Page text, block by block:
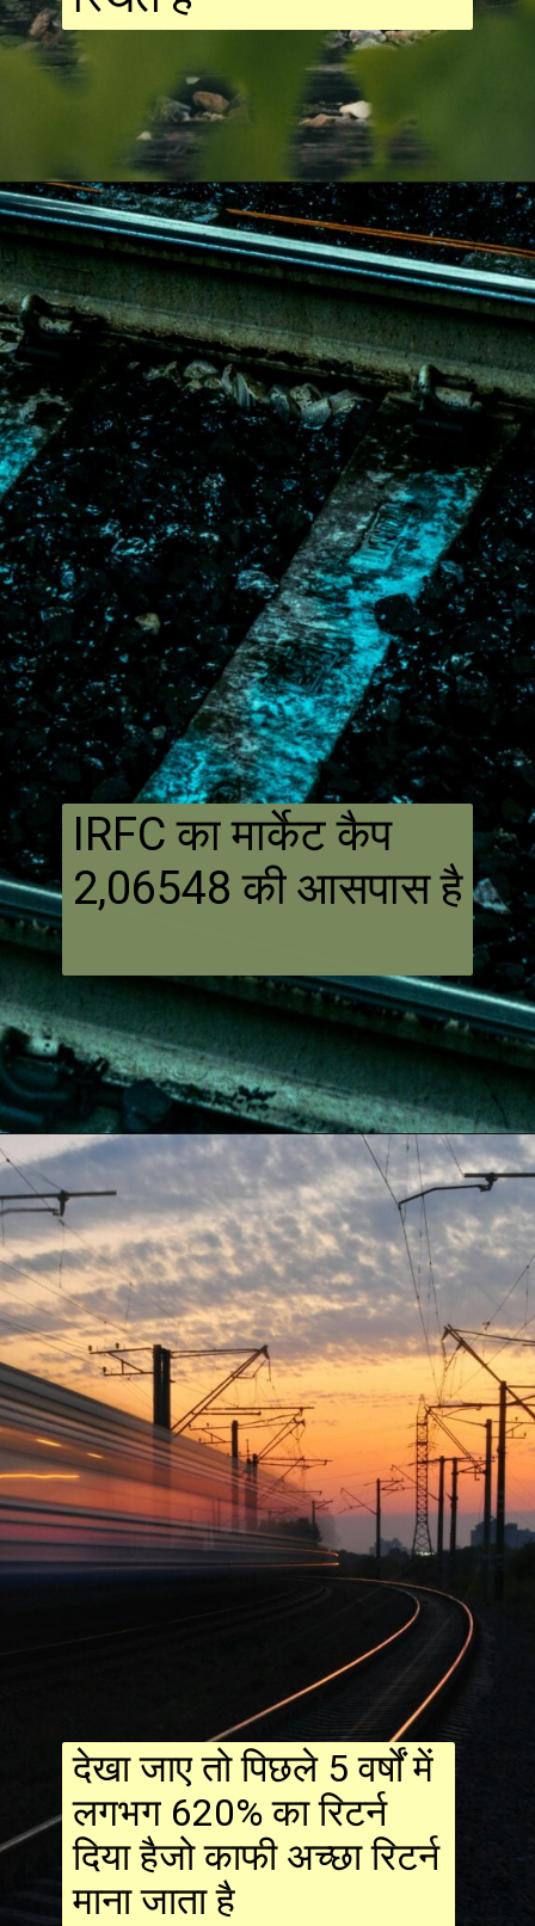
IRFC का मार्केट कैप
2,06548 की आसपास है
देखा जाए तो पिछले 5 वर्षों में
लगभग 620% का रिटर्न
दिया हैजो काफी अच्छा रिटर्न
माना जाता है